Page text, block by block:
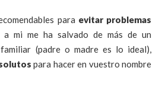
para evitar problemas
a mi me ha salvado de más de un
(padre o madre es lo ideal),
para hacer en vuestro nombre